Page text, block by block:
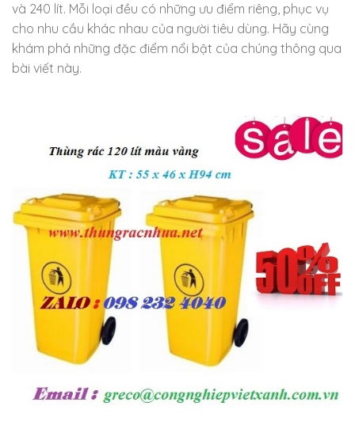
và 240 lít. Mỗi loại đều có những ưu điểm riêng, phục vụ
cho nhu cầu khác nhau của người tiêu dùng. Hãy cùng
khám phá những đặc điểm nổi bật của chúng thông qua
bài viết này.